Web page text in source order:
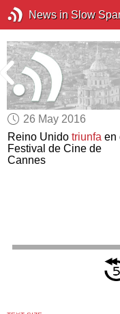
News in Slow
26 May 2016
Reino Unidotriunfa en
Festival de Cine de
Cannes